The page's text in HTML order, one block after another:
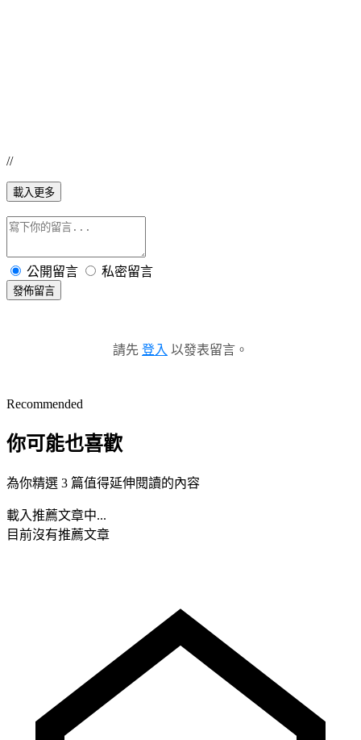
//
載入更多
公開留言 私密留言
發佈留言
請先 登入 以發表留言。
Recommended
你可能也喜歡
為你精選 3 篇值得延伸閱讀的內容
載入推薦文章中...
目前沒有推薦文章